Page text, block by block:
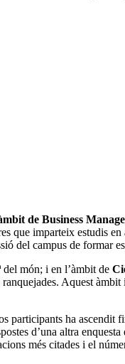
de Business
que imparteix estudis en
del campus de formar
del món; i en l’àmbit de
Aquest
participants ha
d’una altra
més citades i el